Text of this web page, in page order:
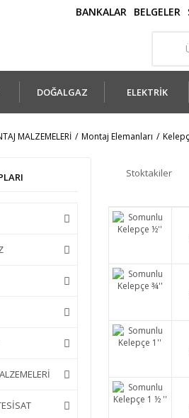
BANKALAR BELGELER
DOĞALGAZ ELEKTRİK
MALZEMELERİ Montaj Elemanları
Stoktakiler